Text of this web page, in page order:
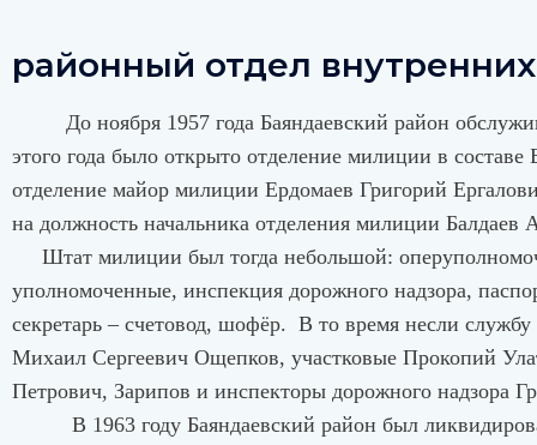
районный отдел
До ноября 1957 года Баяндаевский район
этого года было открыто отделение милиции в составе
отделение майор милиции Ердомаев Григорий
на должность начальника отделения милиции Балдаев
Штат милиции был тогда небольшой:
уполномоченные, инспекция дорожного надзора,
секретарь – счетовод, шофёр. В то время несли
Михаил Сергеевич Ощепков, участковые Прокопий
Петрович, Зарипов и инспекторы дорожного надзора
В 1963 году Баяндаевский район был